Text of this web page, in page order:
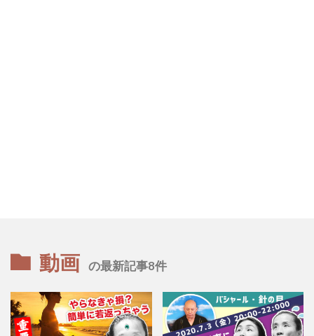
動画 の最新記事8件